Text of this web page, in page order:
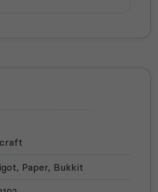
Paper, Bukkit